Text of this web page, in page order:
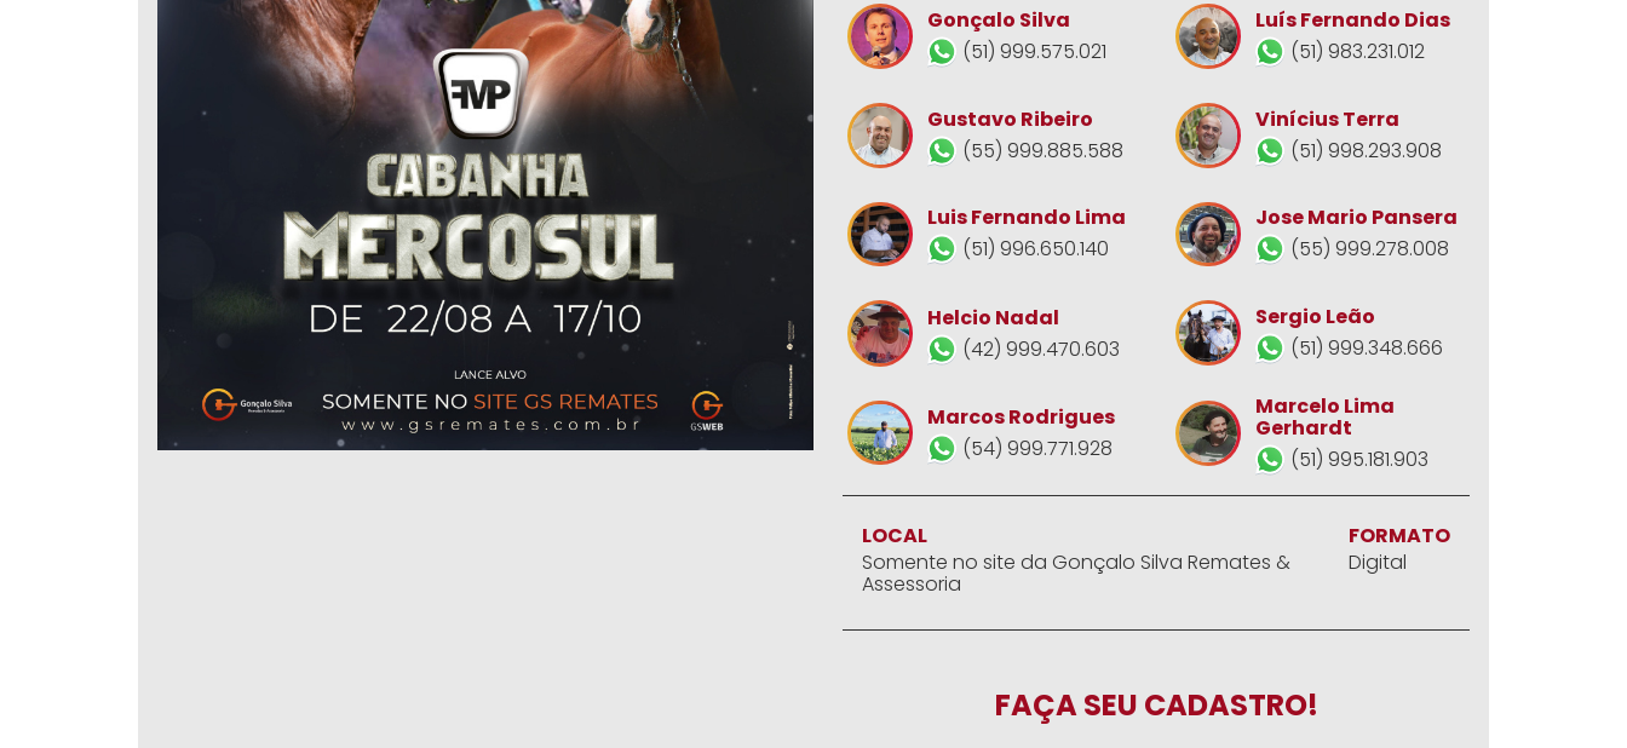
Gonçalo Silva
(51) 999.575.021
Luís Fernando Dias
(51) 983.231.012
Gustavo Ribeiro
(55) 999.885.588
Vinícius Terra
(51) 998.293.908
Luis Fernando Lima
(51) 996.650.140
Jose Mario Pansera
(55) 999.278.008
Helcio Nadal
(42) 999.470.603
Sergio Leão
(51) 999.348.666
Marcos Rodrigues
(54) 999.771.928
Marcelo Lima
Gerhardt
(51) 995.181.903
LOCAL
Somente no site da Gonçalo Silva Remates &
Assessoria
FORMATO
Digital
FAÇA SEU CADASTRO!